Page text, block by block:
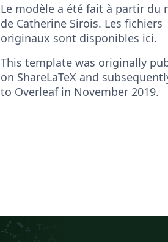
Le modèle a été fait à partir du
de Catherine Sirois. Les fichiers
originaux sont disponibles ici.
This template was originally
on ShareLaTeX and
to Overleaf in November 2019.